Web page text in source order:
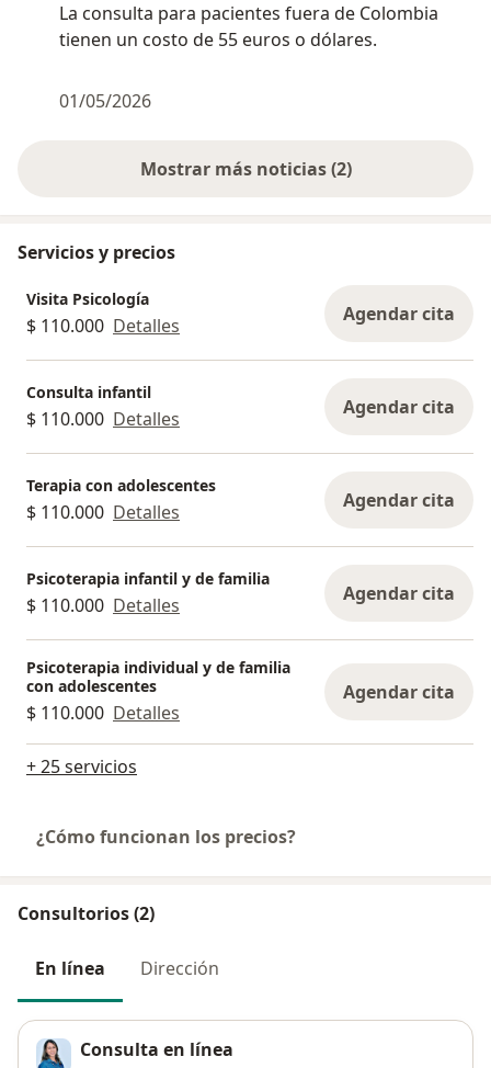
La consulta para pacientes fuera de Colombia
tienen un costo de 55 euros o dólares.
01/05/2026
Mostrar más noticias (2)
Servicios y precios
Visita Psicología
$ 110.000 Detalles Agendar cita
Consulta infantil
$ 110.000 Detalles Agendar cita
Terapia con adolescentes
$ 110.000 Detalles Agendar cita
Psicoterapia infantil y de familia
$ 110.000 Detalles Agendar cita
Psicoterapia individual y de familia
con adolescentes
$ 110.000 Detalles
Agendar cita
+ 25 servicios
¿Cómo funcionan los precios?
Consultorios (2)
En línea Dirección
Consulta en línea